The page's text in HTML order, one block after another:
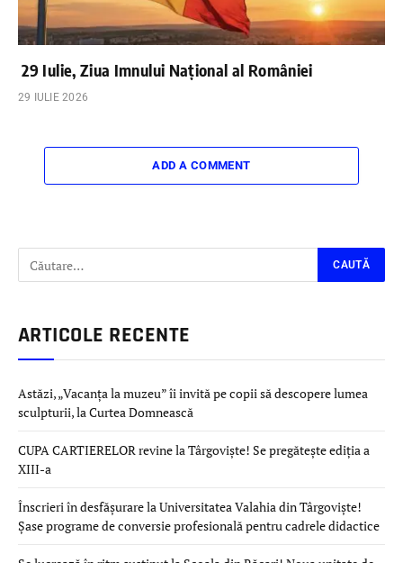
29 Iulie, Ziua Imnului Național al României
29 IULIE 2026
ADD A COMMENT
ARTICOLE RECENTE
Astăzi, „Vacanța la muzeu” îi invită pe copii să descopere lumea
sculpturii, la Curtea Domnească
CUPA CARTIERELOR revine la Târgoviște! Se pregătește ediția a
XIII-a
Înscrieri în desfășurare la Universitatea Valahia din Târgoviște!
Șase programe de conversie profesională pentru cadrele didactice